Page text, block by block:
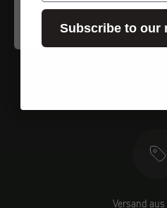
Wingman Hose
Angebot
$333.00
Versand
Subscribe to our